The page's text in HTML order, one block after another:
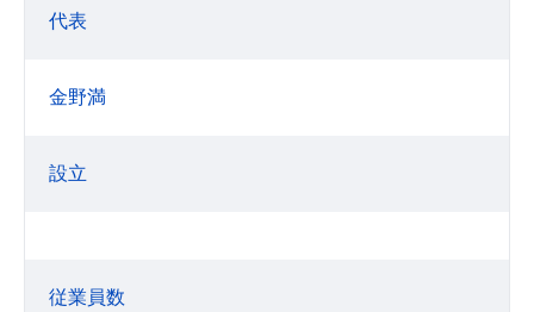
代表
金野満
設立
従業員数